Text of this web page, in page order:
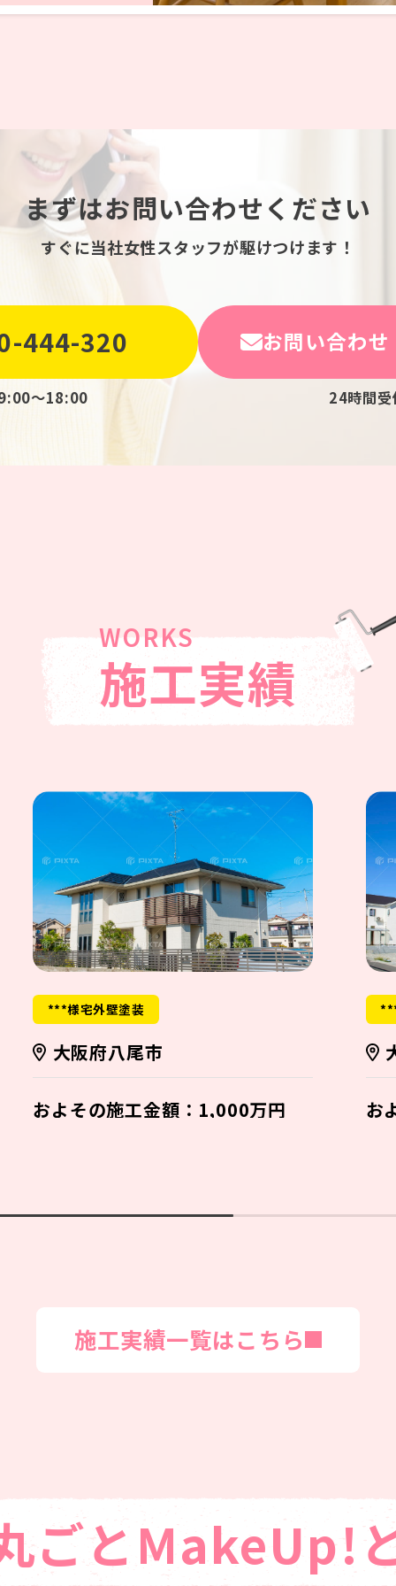
まずはお問い合わせください
すぐに当社女性スタッフが駆けつけます！
444-320
〜18:00
お問い合わ
24時間受
施工実績
***様宅外壁塗装
大阪府八尾市
およその施工金額：1,000万円 お
施工実績一覧はこちら
ごとMakeUp!